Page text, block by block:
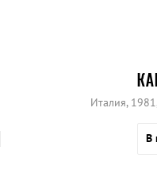
Италия,
В